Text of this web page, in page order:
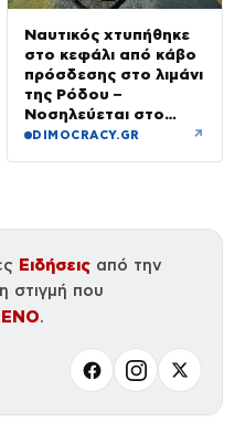
Ναυτικός χτυπήθηκε
στο κεφάλι από κάβο
πρόσδεσης στο λιμάνι
της Ρόδου –
Νοσηλεύεται στο
νοσοκομείο
DIMOCRACY.GR ↗
Ειδήσεις από την
στιγμή που
.